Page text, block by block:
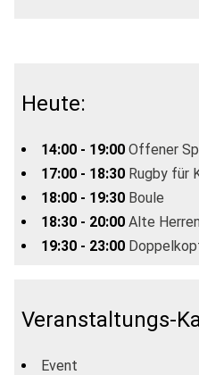
Heute:
14:00 - 19:00 Offener
17:00 - 18:30 Rugby für
18:00 - 19:30 Boule
18:30 - 20:00 Alte
19:30 - 23:00
Veranstaltungs-
Event